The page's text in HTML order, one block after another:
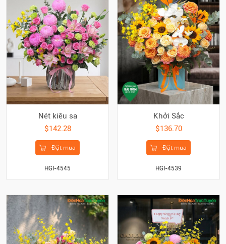
Nét kiêu sa
$142.28
Đặt mua
HGI-4545
Khởi Sắc
$136.70
Đặt mua
HGI-4539